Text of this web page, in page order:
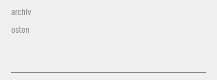
archiv
osten